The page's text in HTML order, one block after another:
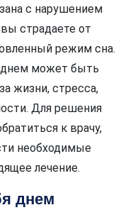
с нарушением
страдаете от
режим сна.
может быть
жизни, стресса,
Для решения
к врачу,
необходимые
лечение.
днем